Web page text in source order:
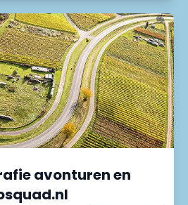
avonturen en